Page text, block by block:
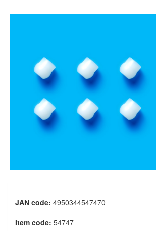
JAN code: 4950344547470
Item code: 54747